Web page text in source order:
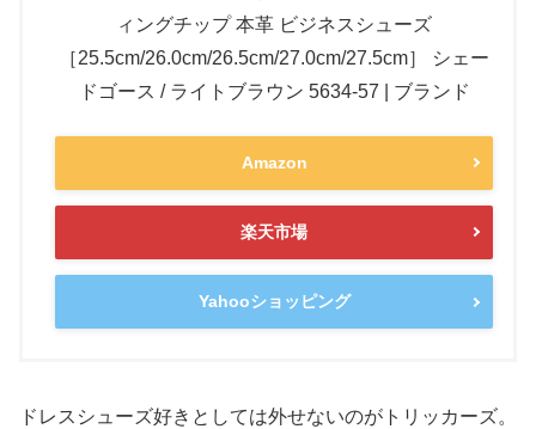
ィングチップ 本革 ビジネスシューズ
［25.5cm/26.0cm/26.5cm/27.0cm/27.5cm］ シェー
ドゴース / ライトブラウン 5634-57 | ブランド
Amazon
楽天市場
Yahooショッピング
ドレスシューズ好きとしては外せないのがトリッカーズ。